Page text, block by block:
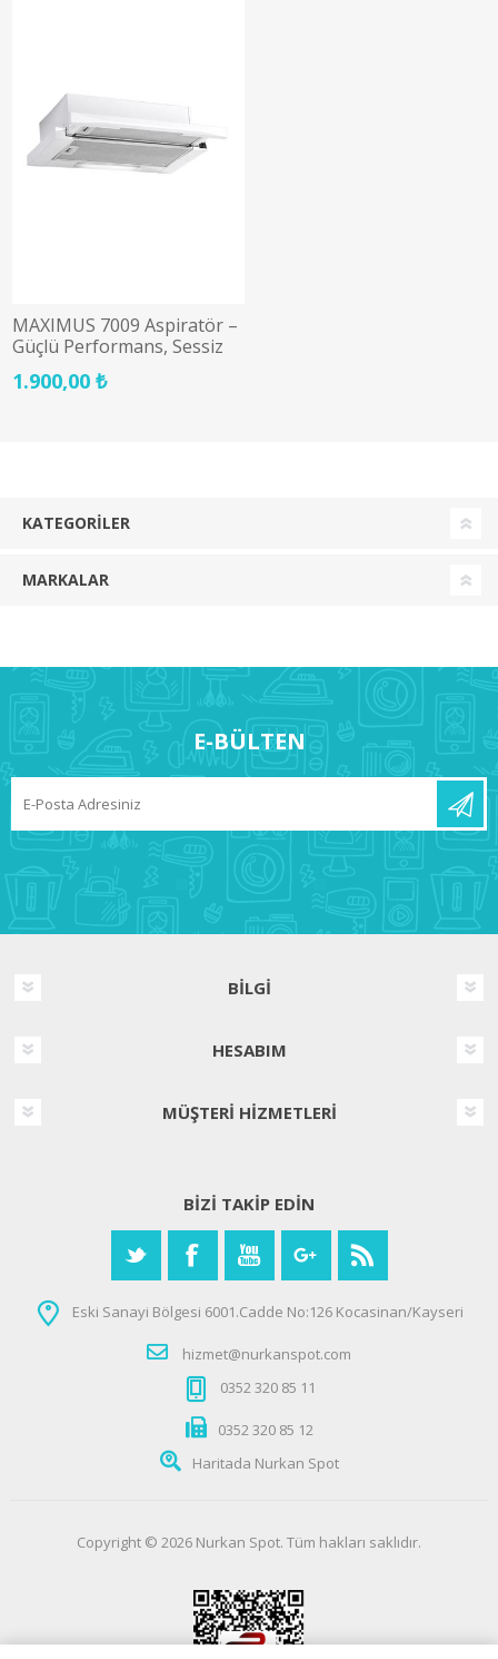
MAXIMUS 7009 Aspiratör –
Güçlü Performans, Sessiz
1.900,00 ₺
KATEGORILER
MARKALAR
E-BÜLTEN
BILGI
HESABIM
MÜŞTERI HIZMETLERI
BIZI TAKIP EDIN
Eski Sanayi Bölgesi 6001.Cadde No:126 Kocasinan/Kayseri
hizmet@nurkanspot.com
0352 320 85 11
0352 320 85 12
Haritada Nurkan Spot
Copyright © 2026 Nurkan Spot. Tüm hakları saklıdır.